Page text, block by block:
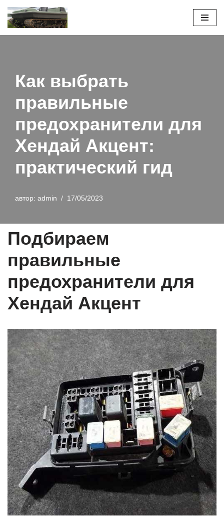
Перейти
Как выбрать
правильные
предохранители для
Хендай Акцент:
практический гид
автор: admin 17/05/2023
Подбираем
правильные
предохранители для
Хендай Акцент